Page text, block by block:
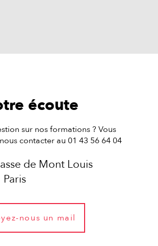
écoute
sur nos formations ? Vous
contacter au 01 43 56 64 04
de Mont Louis
nous un mail